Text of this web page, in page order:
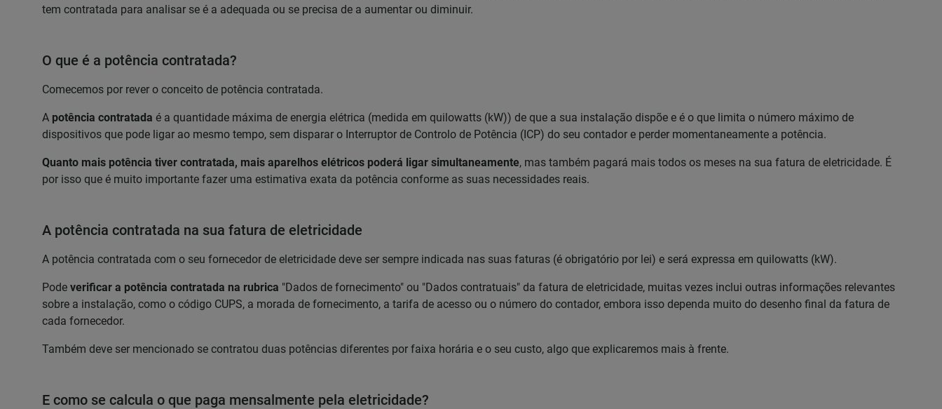
tem contratada para analisar se é a adequada ou se precisa de a aumentar ou diminuir.
O que é a potência contratada?
Comecemos por rever o conceito de potência contratada.
A potência contratada é a quantidade máxima de energia elétrica (medida em quilowatts (kW)) de que a sua instalação dispõe e é o que limita o número máximo de
dispositivos que pode ligar ao mesmo tempo, sem disparar o Interruptor de Controlo de Potência (ICP) do seu contador e perder momentaneamente a potência.
Quanto mais potência tiver contratada, mais aparelhos elétricos poderá ligar simultaneamente, mas também pagará mais todos os meses na sua fatura de eletricidade. É
por isso que é muito importante fazer uma estimativa exata da potência conforme as suas necessidades reais.
A potência contratada na sua fatura de eletricidade
A potência contratada com o seu fornecedor de eletricidade deve ser sempre indicada nas suas faturas (é obrigatório por lei) e será expressa em quilowatts (kW).
Pode verificar a potência contratada na rubrica "Dados de fornecimento" ou "Dados contratuais" da fatura de eletricidade, muitas vezes inclui outras informações relevantes
sobre a instalação, como o código CUPS, a morada de fornecimento, a tarifa de acesso ou o número do contador, embora isso dependa muito do desenho final da fatura de
cada fornecedor.
Também deve ser mencionado se contratou duas potências diferentes por faixa horária e o seu custo, algo que explicaremos mais à frente.
E como se calcula o que paga mensalmente pela eletricidade?